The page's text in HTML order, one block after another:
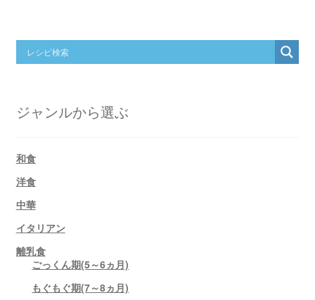
ジャンルから選ぶ
和食
洋食
中華
イタリアン
離乳食
ごっくん期(5～6ヵ月)
もぐもぐ期(7～8ヵ月)